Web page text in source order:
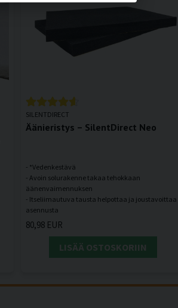
SILENTDIRECT
Äänieristys – SilentDirect Neo
- *Vedenkestävä
- Avoin solurakenne takaa tehokkaan
äänenvaimennuksen
- Itseliimautuva tausta helpottaa ja joustavoittaa
80,98 EUR
LISÄÄ OSTOSKORIIN